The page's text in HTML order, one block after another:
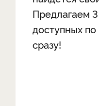
Предлагаем
доступных
сразу!